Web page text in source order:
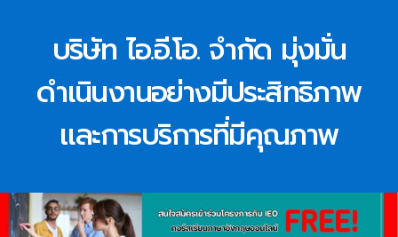
บริษัท ไอ.อี.โอ. จำกัด มุ่งมั่น
ดำเนินงานอย่างมีประสิทธิภาพ
และการบริการที่มีคุณภาพ